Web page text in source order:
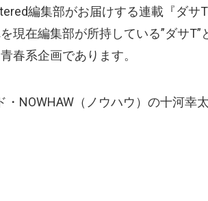
編集部がお届けする連載『ダ
現在編集部が所持している”ダサ
春系企画であります。
NOWHAW（ノウハウ）の十河幸